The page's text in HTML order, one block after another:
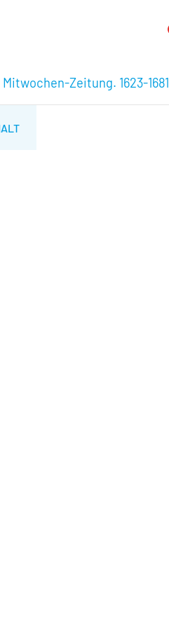
Zeitung. 1623-1681